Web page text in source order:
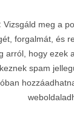
Vizsgáld meg a
forgalmát, és
arról, hogy ezek
spam